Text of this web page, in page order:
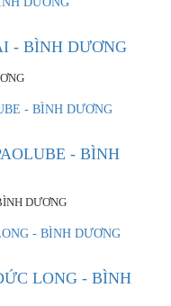
- BÌNH DƯƠNG
- BÌNH
DƯƠNG
LONG - BÌNH